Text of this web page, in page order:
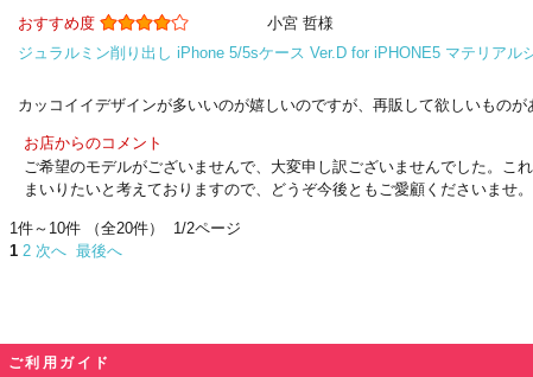
おすすめ度 小宮 哲様
ジュラルミン削り出し iPhone 5/5sケース Ver.D for iPHONE5 マテリアル
カッコイイデザインが多いいのが嬉しいのですが、再販して欲しいものが
お店からのコメント
ご希望のモデルがございませんで、大変申し訳ございませんでした。こ
まいりたいと考えておりますので、どうぞ今後ともご愛顧くださいませ
1件～10件 （全20件） 1/2ページ
1 2 次へ 最後へ
ご利用ガイド